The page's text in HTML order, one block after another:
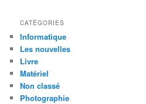
CATÉGORIES
Informatique
Les nouvelles
Livre
Matériel
Non classé
Photographie